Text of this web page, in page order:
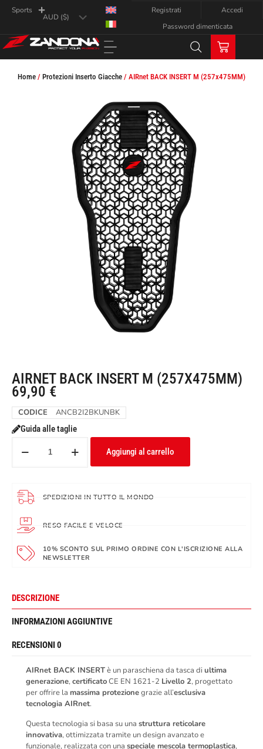
Sports Registrati
Accedi
Password dimenticata
Home / Protezioni Inserto Giacche / AIRnet BACK INSERT M (257x475MM)
AIRNET BACK INSERT M (257X475MM)
69,90 €
CODICE
ANCB2I2BKUNBK
Guida alle taglie
Aggiungi al carrello
SPEDIZIONI IN TUTTO IL MONDO
RESO FACILE E VELOCE
10% SCONTO SUL PRIMO ORDINE CON L'ISCRIZIONE ALLA
NEWSLETTER
DESCRIZIONE
INFORMAZIONI AGGIUNTIVE
RECENSIONI 0
AIRnet BACK INSERTè un paraschiena da tasca di ultima
generazione,certificatoCE EN 1621-2 Livello 2, progettato
per offrire la massima protezionegrazie all’esclusiva
tecnologia AIRnet.
Questa tecnologia si basa su una struttura reticolare
innovativa, ottimizzata tramite un design avanzato e
funzionale, realizzata con una speciale mescola termoplastica,